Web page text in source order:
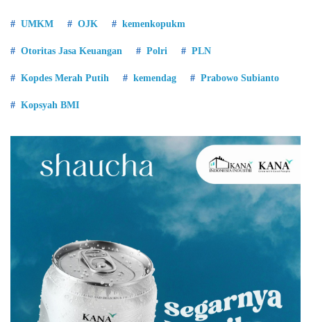
UMKM OJK kemenkopukm
Otoritas Jasa Keuangan Polri PLN
Kopdes Merah Putih kemendag Prabowo Subianto
Kopsyah BMI